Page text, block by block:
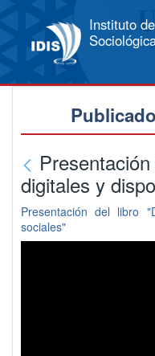
Instituto
digitales y
Presentación del libro
sociales"